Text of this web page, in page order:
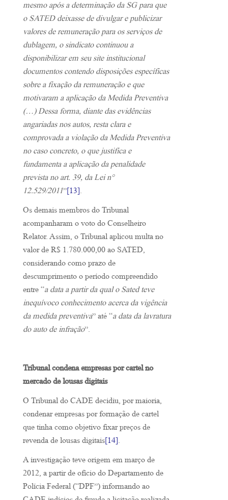
mesmo após a determinação da SG para que
o SATED deixasse de divulgar e publicizar
valores de remuneração para os serviços de
dublagem, o sindicato continuou a
disponibilizar em seu site institucional
documentos contendo disposições específicas
sobre a fixação da remuneração e que
motivaram a aplicação da Medida Preventiva
(…) Dessa forma, diante das evidências
angariadas nos autos, resta clara e
comprovada a violação da Medida Preventiva
no caso concreto, o que justifica e
fundamenta a aplicação da penalidade
prevista no art. 39, da Lei n°
12.529/2011”[13].
Os demais membros do Tribunal
acompanharam o voto do Conselheiro
Relator. Assim, o Tribunal aplicou multa no
valor de R$ 1.780.000,00 ao SATED,
considerando como prazo de
descumprimento o período compreendido
entre “a data a partir da qual o Sated teve
inequívoco conhecimento acerca da vigência
da medida preventiva” até “a data da lavratura
do auto de infração”.
Tribunal condena empresas por cartel no
mercado de lousas digitais
O Tribunal do CADE decidiu, por maioria,
condenar empresas por formação de cartel
que tinha como objetivo fixar preços de
revenda de lousas digitais[14].
A investigação teve origem em março de
2012, a partir de ofício do Departamento de
Polícia Federal (“DPF”) informando ao